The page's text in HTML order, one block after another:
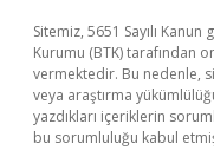
Sitemiz, 5651 Sayılı
Kurumu (BTK) tarafından
vermektedir. Bu nedenle,
veya araştırma
yazdıkları içeriklerin
bu sorumluluğu kabul